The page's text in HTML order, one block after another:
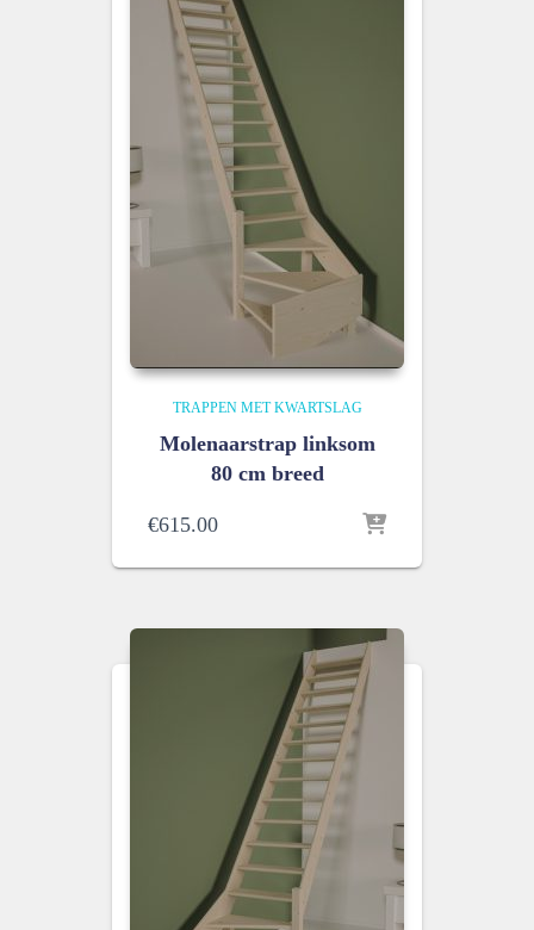
TRAPPEN MET KWARTSLAG
Molenaarstrap linksom
80 cm breed
€615.00